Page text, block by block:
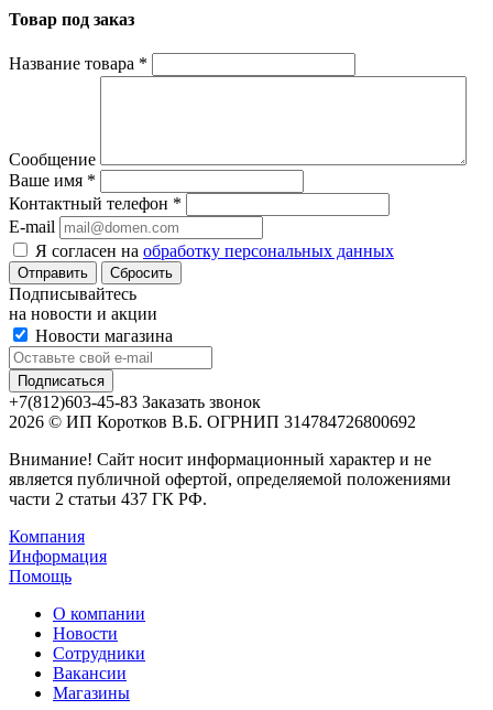
Товар под заказ
Название товара *
Сообщение
Ваше имя *
Контактный телефон *
E-mail
Я согласен на обработку персональных данных
Сбросить
Подписывайтесь
на новости и акции
Новости магазина
+7(812)603-45-83 Заказать звонок
2026 © ИП Коротков В.Б. ОГРНИП 314784726800692
Внимание! Сайт носит информационный характер и не
является публичной офертой, определяемой положениями
части 2 статьи 437 ГК РФ.
Компания
Информация
Помощь
О компании
Новости
Сотрудники
Вакансии
Магазины